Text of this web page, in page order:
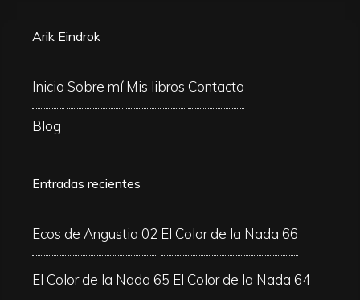
Arik Eindrok
Inicio Sobre mí Mis libros Contacto
Blog
Entradas recientes
Ecos de Angustia 02 El Color de la Nada 66
El Color de la Nada 65 El Color de la Nada 64